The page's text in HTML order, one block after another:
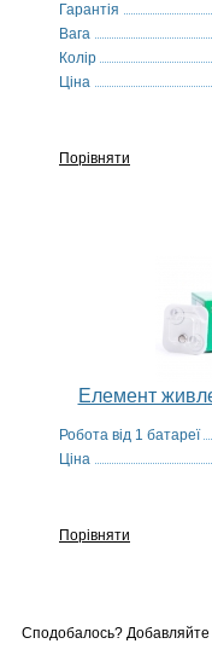
Гарантія
Вага
Колір
Ціна
Порівняти
Елемент
Робота від 1 батареї
Ціна
Порівняти
Сподобалось?